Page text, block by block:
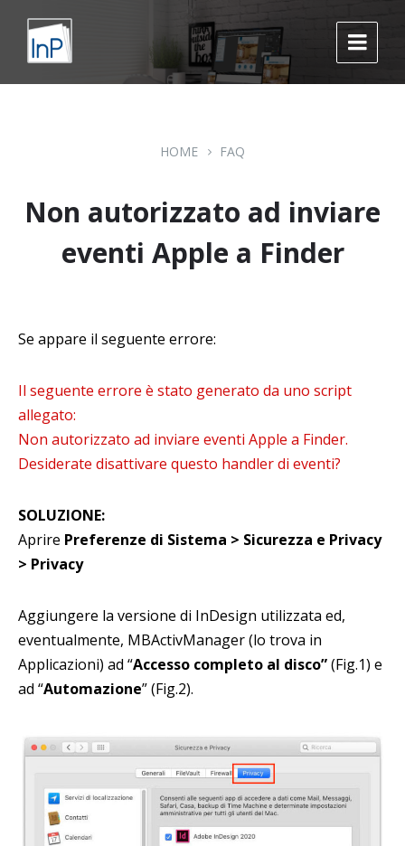
content
main
navigation
footer
HOME FAQ
Non autorizzato ad inviare
eventi Apple a Finder
Se appare il seguente errore:
Il seguente errore è stato generato da uno script
allegato:
Non autorizzato ad inviare eventi Apple a Finder.
Desiderate disattivare questo handler di eventi?
SOLUZIONE:
Aprire Preferenze di Sistema > Sicurezza e Privacy
> Privacy
Aggiungere la versione di InDesign utilizzata ed,
eventualmente, MBActivManager (lo trova in
Applicazioni) ad “Accesso completo al disco”(Fig.1) e
ad “Automazione” (Fig.2).